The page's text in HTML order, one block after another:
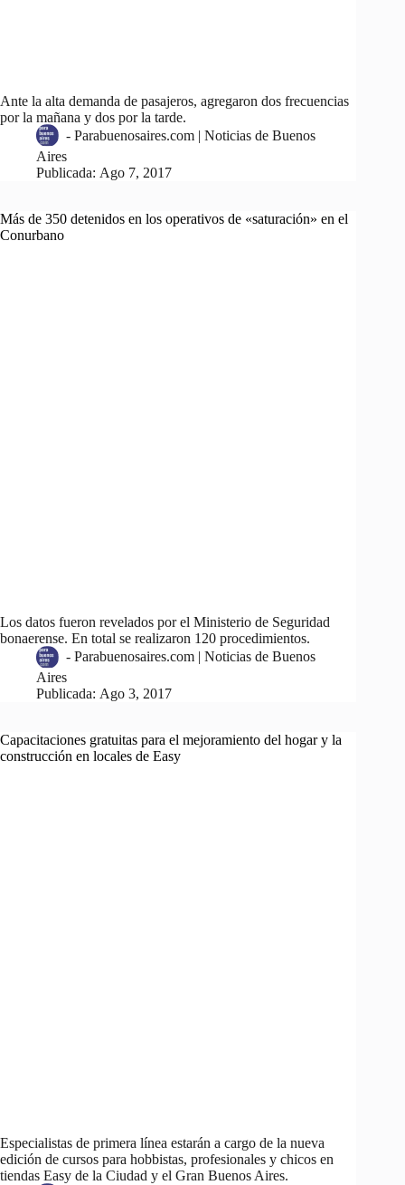
Ante la alta demanda de pasajeros, agregaron dos frecuencias
por la mañana y dos por la tarde.
- Parabuenosaires.com | Noticias de Buenos
Aires
Publicada: Ago 7, 2017
Más de 350 detenidos en los operativos de «saturación» en el
Conurbano
Los datos fueron revelados por el Ministerio de Seguridad
bonaerense. En total se realizaron 120 procedimientos.
- Parabuenosaires.com | Noticias de Buenos
Aires
Publicada: Ago 3, 2017
Capacitaciones gratuitas para el mejoramiento del hogar y la
construcción en locales de Easy
Especialistas de primera línea estarán a cargo de la nueva
edición de cursos para hobbistas, profesionales y chicos en
tiendas Easy de la Ciudad y el Gran Buenos Aires.